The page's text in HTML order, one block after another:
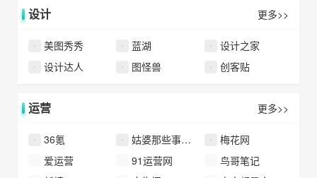
设计 更多>>
美图秀秀 蓝湖
设计之家
设计达人
图怪兽 创客贴
运营 更多>>
36氪 姑婆那些事儿官网
梅花网
爱运营
91运营网
鸟哥笔记